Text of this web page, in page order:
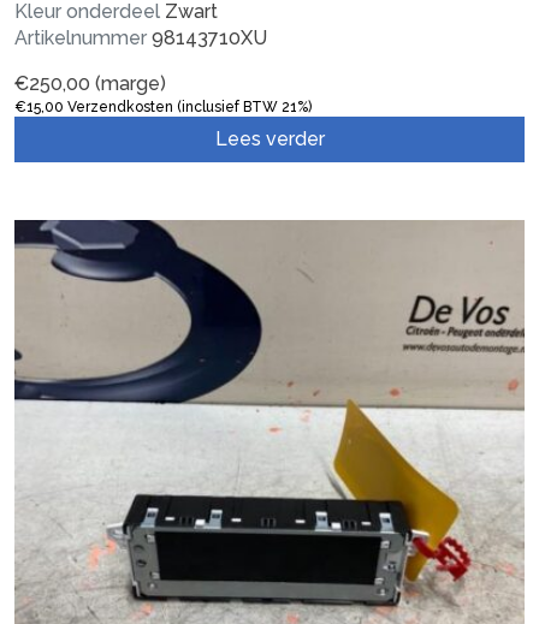
Kleur onderdeel Zwart
Artikelnummer 98143710XU
€250,00 (marge)
€15,00 Verzendkosten (inclusief BTW 21%)
Lees verder